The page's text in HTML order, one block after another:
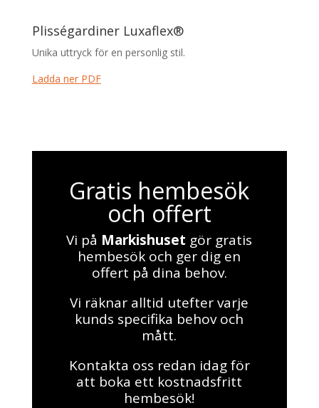
Plisségardiner Luxaflex®
Unika uttryck för en personlig stil.
Ladda ner PDF
Gratis hembesök
och offert
Vi på Markishuset gör gratis
hembesök och ger dig en
offert på dina behov.
Vi räknar alltid utefter varje
kunds specifika behov och
mått.
Kontakta oss redan idag för
att boka ett kostnadsfritt
hembesök!